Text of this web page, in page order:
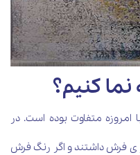
کنیم؟
متفاوت بوده است. در
ی فرش داشتند و اگر رنگ فرش